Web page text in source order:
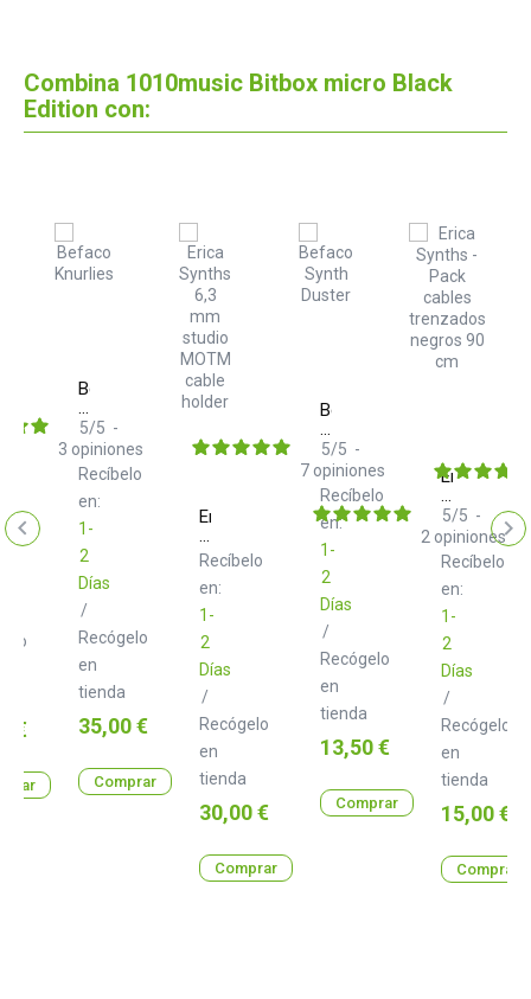
Combina 1010music Bitbox micro Black
Edition con:
€
Befaco
Knurlies
100
Recíbelo
en:
1-
2
Días
/
Recógelo
en
tienda
5/5 -
3 opiniones
Precio
35,00 €
Comprar
Erica
Synths
6,3
mm
studio
MOTM
cable
holder
Recíbelo
en:
1-
2
Días
/
Recógelo
en
tienda
Precio
30,00 €
Comprar
Befaco
Synth
Duster
Recíbelo
en:
1-
2
Días
/
Recógelo
en
tienda
5/5 -
7 opiniones
Precio
13,50 €
Comprar
Erica
Synths
Pack
cables
trenzados
negros
90
cm
Recíbelo
en:
1-
2
Días
/
Recógelo
en
tienda
5/5 -
2 opiniones
Precio
15,00 €
Comprar